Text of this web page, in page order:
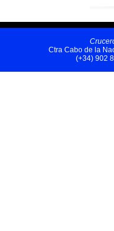
Ctra Cabo de la
(+34) 902